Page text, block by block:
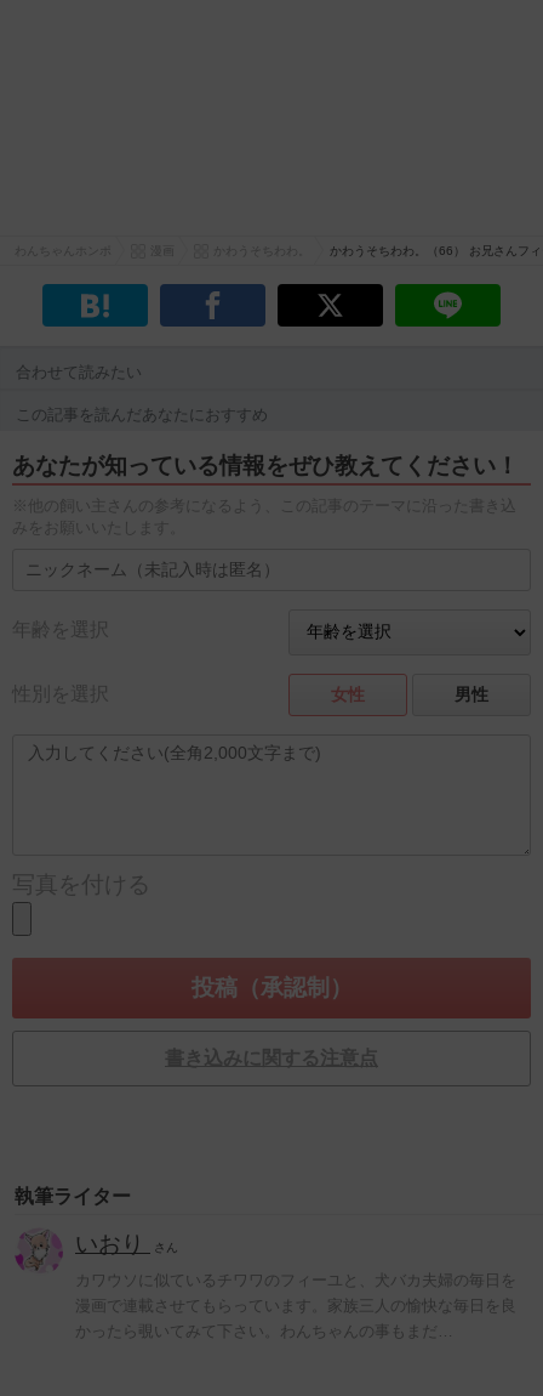
かわうそちわわ。（66） お兄さんフ
合わせて読みたい
この記事を読んだあなたにおすすめ
あなたが知っている情報をぜひ教えてください！
※他の飼い主さんの参考になるよう、この記事のテーマに沿った書き込
みをお願いいたします。
年齢を選択
性別を選択 女性 男性
写真を付ける
書き込みに関する注意点
執筆ライター
いおり さん
カワウソに似ているチワワのフィーユと、犬バカ夫婦の毎日を
漫画で連載させてもらっています。家族三人の愉快な毎日を良
かったら覗いてみて下さい。わんちゃんの事もまだ…